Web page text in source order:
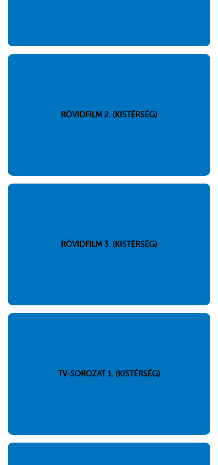
RÖVIDFILM 2. (KISTÉRSÉG)
RÖVIDFILM 3. (KISTÉRSÉG)
TV-SOROZAT 1. (KISTÉRSÉG)